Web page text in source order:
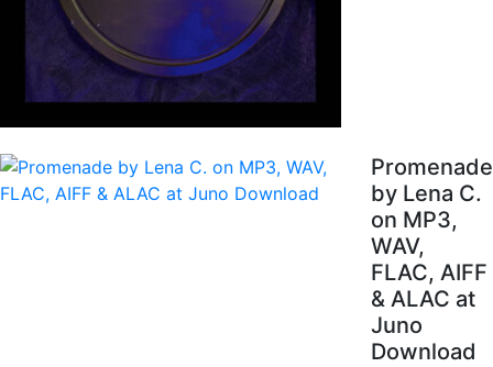
Promenade
by Lena C.
on MP3,
WAV,
FLAC, AIFF
& ALAC at
Juno
Download